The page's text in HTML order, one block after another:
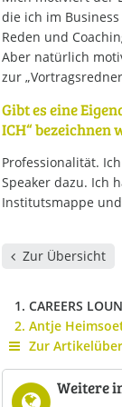
die ich im
Reden und
Aber natürlich
zur
Gibt es eine
ICH“ bezeichnen
Professionalität.
Speaker dazu. Ich
Institutsmappe
Zur Übersicht
CAREERS
Antje
Zur
Weitere